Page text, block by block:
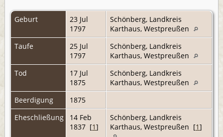
Geburt
23 Jul
1797
Schönberg, Landkreis
Karthaus, Westpreußen
Taufe
25 Jul
1797
Schönberg, Landkreis
Karthaus, Westpreußen
Tod
17 Jul
1875
Schönberg, Landkreis
Karthaus, Westpreußen
Beerdigung
1875
Eheschließung
14 Feb
1837 [1]
Schönberg, Landkreis
Karthaus, Westpreußen [1]